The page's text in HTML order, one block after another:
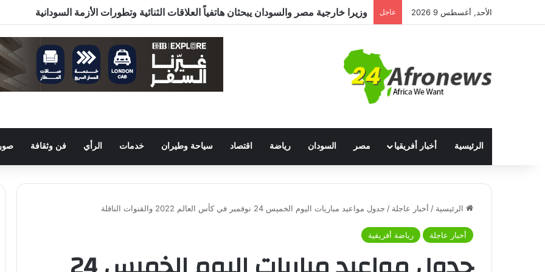
الأحد, أغسطس 9 2026 عاجل
وزيرا خارجية مصر والسودان يبحثان هاتفياً العلاقات الثنائية وتطورات الأزمة السودانية
الرئيسية أخبار أفريقيا مصر السودان رياضة اقتصاد سياحة وطيران خدمات الرأي فن وثقافة
الرئيسية / أخبار عاجلة / جدول مواعيد مباريات اليوم الخميس 24 نوفمبر في كأس العالم 2022 والقنوات الناقلة
أخبار عاجلة رياضة أفريقية